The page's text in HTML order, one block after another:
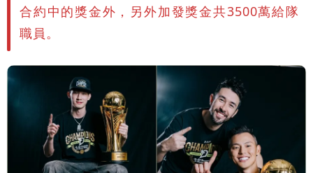
合約中的獎金外，另外加發獎金共3500萬給隊
職員。